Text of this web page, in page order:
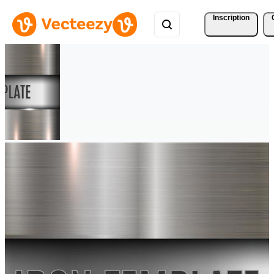
Inscription